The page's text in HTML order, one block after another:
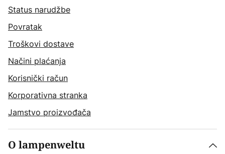
Status narudžbe
Povratak
Troškovi dostave
Načini plaćanja
Korisnički račun
Korporativna stranka
Jamstvo proizvođača
O lampenweltu